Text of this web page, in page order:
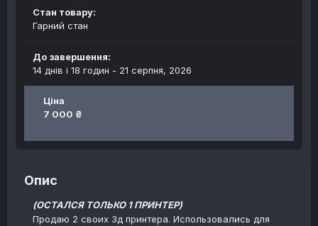
Стан товару:
Гарний стан
До завершення:
14 днів і 18 годин - 21 серпня, 2026
Ціна
7 000 ₴
Опис
(ОСТАЛСЯ ТОЛЬКО 1 ПРИНТЕР)
Продаю 2 своих 3д принтера. Использовались для